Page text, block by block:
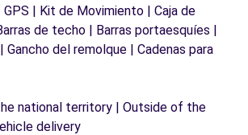
| Kit de Movimiento | Caja de
de techo | Barras portaesquíes |
Gancho del remolque | Cadenas para
national territory | Outside of the
delivery